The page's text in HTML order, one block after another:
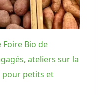
Bio de
ateliers sur la
pour petits et